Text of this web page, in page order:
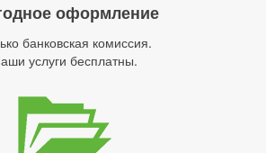
оформление
банковская комиссия.
услуги бесплатны.